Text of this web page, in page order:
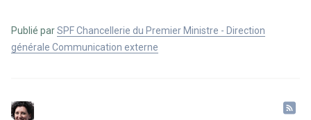
Publié parSPF Chancellerie du Premier Ministre - Direction
générale Communication externe